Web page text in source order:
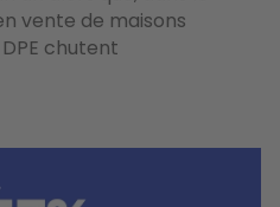
vente de maisons
chutent